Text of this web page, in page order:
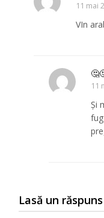
11 mai
VIn
11
Și
Lasă un răspuns